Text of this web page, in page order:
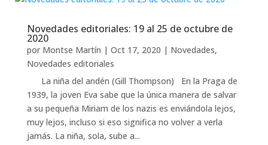
Novedades editoriales: 19 al 25 de octubre de
2020
por Montse Martín | Oct 17, 2020 | Novedades,
Novedades editoriales
La niña del andén (Gill Thompson) En la Praga de
1939, la joven Eva sabe que la única manera de salvar
a su pequeña Miriam de los nazis es enviándola lejos,
muy lejos, incluso si eso significa no volver a verla
jamás. La niña, sola, sube a...